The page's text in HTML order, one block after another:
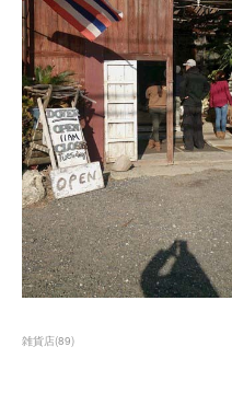
雑貨店(89)